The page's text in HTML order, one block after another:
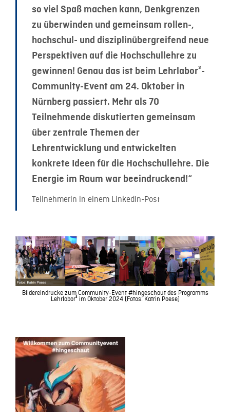
so viel Spaß machen kann, Denkgrenzen
zu überwinden und gemeinsam rollen-,
hochschul- und disziplinübergreifend neue
Perspektiven auf die Hochschullehre zu
gewinnen! Genau das ist beim Lehrlabor³-
Community-Event am 24. Oktober in
Nürnberg passiert. Mehr als 70
Teilnehmende diskutierten gemeinsam
über zentrale Themen der
Lehrentwicklung und entwickelten
konkrete Ideen für die Hochschullehre. Die
Energie im Raum war beeindruckend!“
Teilnehmerin in einem LinkedIn-Post
Bildereindrücke zum Community-Event #hingeschaut des Programms
Lehrlabor³ im Oktober 2024 (Fotos: Katrin Poese)